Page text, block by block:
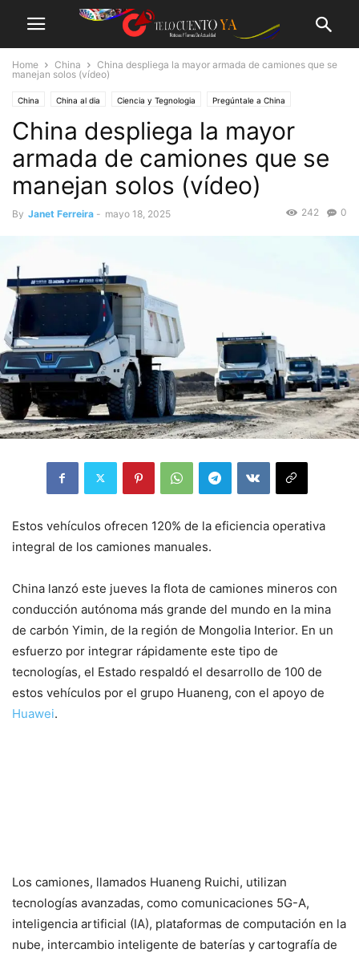
Home China
China despliega la mayor armada de camiones que se
manejan solos (vídeo)
China China al dia Ciencia y Tegnologia Pregúntale a China
China despliega la mayor
armada de camiones que se
manejan solos (vídeo)
By Janet Ferreira - mayo 18, 2025 0
242
Estos vehículos ofrecen 120% de la eficiencia operativa
integral de los camiones manuales.
China lanzó este jueves la flota de camiones mineros con
conducción autónoma más grande del mundo en la mina
de carbón Yimin, de la región de Mongolia Interior. En un
esfuerzo por integrar rápidamente este tipo de
tecnologías, el Estado respaldó el desarrollo de 100 de
estos vehículos por el grupo Huaneng, con el apoyo de
Huawei.
Los camiones, llamados Huaneng Ruichi, utilizan
tecnologías avanzadas, como comunicaciones 5G-A,
inteligencia artificial (IA), plataformas de computación en la
nube, intercambio inteligente de baterías y cartografía de